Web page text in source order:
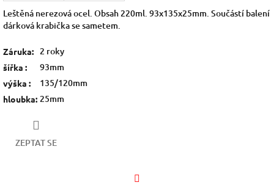
Leštěná nerezová ocel. Obsah 220ml. 93x135x25mm. Součástí balení
dárková krabička se sametem.
Záruka: 2 roky
šířka : 93mm
výška : 135/120mm
hloubka: 25mm
ZEPTAT SE